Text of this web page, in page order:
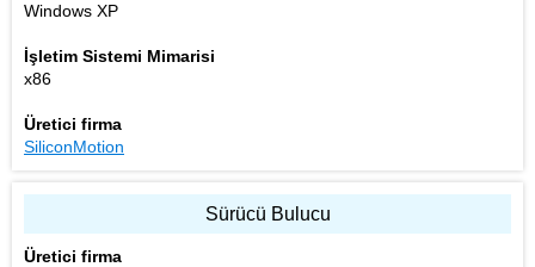
Windows XP
İşletim Sistemi Mimarisi
x86
Üretici firma
SiliconMotion
Sürücü Bulucu
Üretici firma